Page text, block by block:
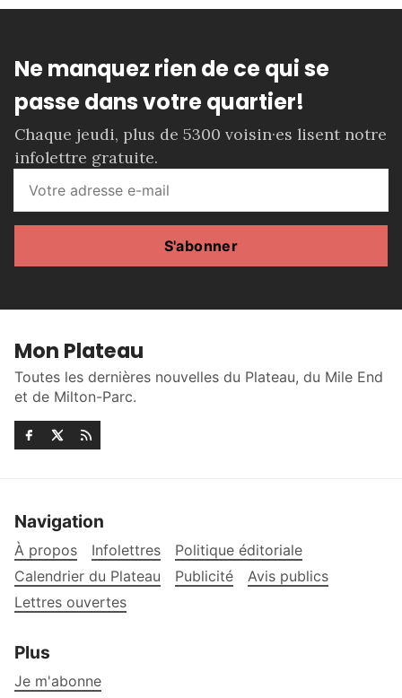
Ne manquez rien de ce qui se
passe dans votre quartier!
Chaque jeudi, plus de 5300 voisin·es lisent notre
infolettre gratuite.
S'abonner
Mon Plateau
Toutes les dernières nouvelles du Plateau, du Mile End
et de Milton-Parc.
Navigation
À propos Infolettres
Politique éditoriale
Calendrier du Plateau
Publicité
Avis publics
Lettres ouvertes
Plus
Je m'abonne